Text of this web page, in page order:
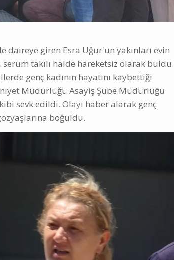
giren Esra Uğur'un yakınları evin
takılı halde hareketsiz olarak buldu.
genç kadının hayatını kaybettiği
Müdürlüğü Asayiş Şube Müdürlüğü
sevk edildi. Olayı haber alarak genç
boğuldu.